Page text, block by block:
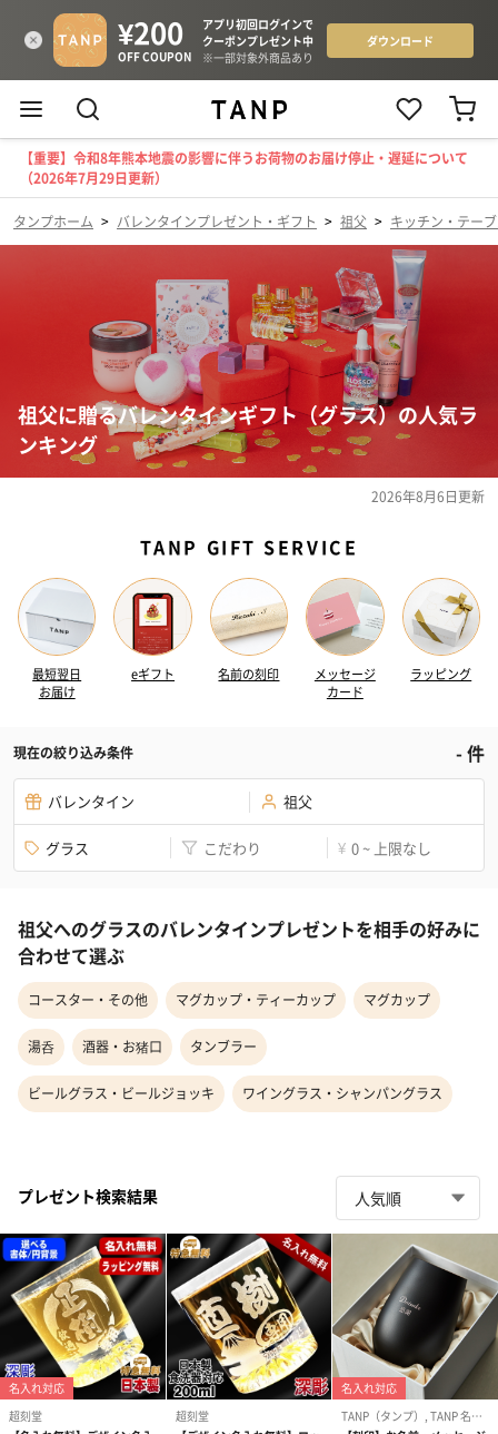
【重要】令和8年熊本地震の影響に伴うお荷物のお届け停止・遅延について
（2026年7月29日更新）
タンプホーム > バレンタインプレゼント・ギフト > 祖父 > キッチン・テー
祖父に贈るバレンタインギフト（グラス）の人気ラ
ンキング
2026年8月6日更新
TANP GIFT SERVICE
最短翌日
お届け
eギフト 名前の刻印
メッセージ
カード
ラッピング
現在の絞り込み条件 -件
バレンタイン 祖父
グラス こだわり ¥ 0 ~ 上限なし
祖父へのグラスのバレンタインプレゼントを相手の好みに
合わせて選ぶ
コースター・その他 マグカップ・ティーカップ マグカップ
湯呑 酒器・お猪口 タンブラー
ビールグラス・ビールジョッキ ワイングラス・シャンパングラス
プレゼント検索結果